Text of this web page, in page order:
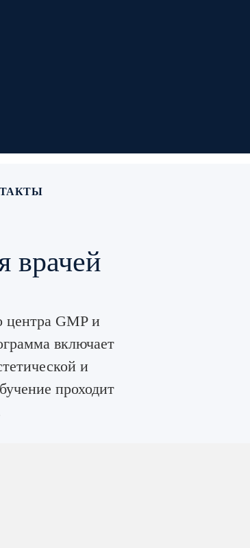
врачей
центра GMP и
включает
и
проходит